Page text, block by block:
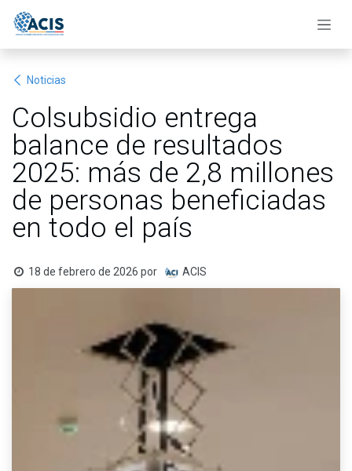
Noticias
Colsubsidio entrega
balance de resultados
2025: más de 2,8 millones
de personas beneficiadas
en todo el país
18 de febrero de 2026 por ACIS